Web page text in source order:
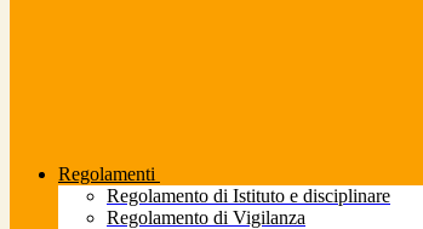
Regolamenti
Regolamento di Istituto e disciplinare
Regolamento di Vigilanza